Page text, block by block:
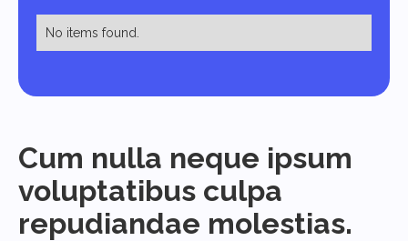
No items found.
Cum nulla neque ipsum
voluptatibus culpa
repudiandae molestias.